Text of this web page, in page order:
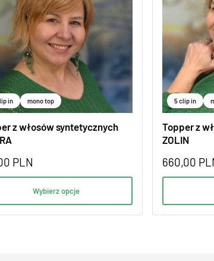
in mono top
z włosów syntetycznych
PLN
Wybierz opcje
5 clip in
Topper z
ZOLIN
660,00